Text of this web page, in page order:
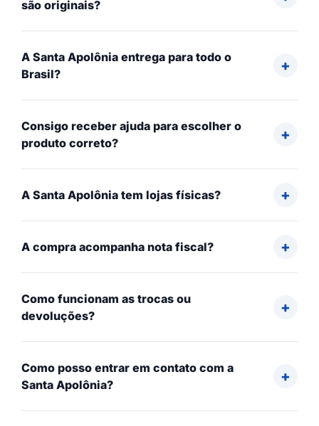
são originais?
A Santa Apolônia entrega para todo o
Brasil?
Consigo receber ajuda para escolher o
produto correto?
A Santa Apolônia tem lojas físicas?
A compra acompanha nota fiscal?
Como funcionam as trocas ou
devoluções?
Como posso entrar em contato com a
Santa Apolônia?